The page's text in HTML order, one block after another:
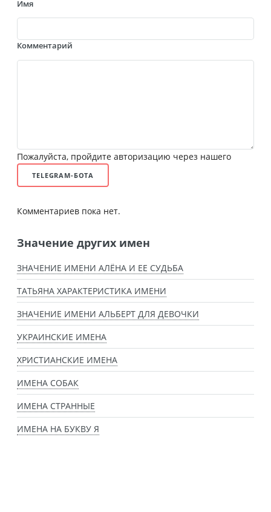
Имя
Комментарий
Пожалуйста, пройдите авторизацию через нашего
TELEGRAM-БОТА
Комментариев пока нет.
Значение других имен
ЗНАЧЕНИЕ ИМЕНИ АЛЁНА И ЕЕ СУДЬБА
ТАТЬЯНА ХАРАКТЕРИСТИКА ИМЕНИ
ЗНАЧЕНИЕ ИМЕНИ АЛЬБЕРТ ДЛЯ ДЕВОЧКИ
УКРАИНСКИЕ ИМЕНА
ХРИСТИАНСКИЕ ИМЕНА
ИМЕНА СОБАК
ИМЕНА СТРАННЫЕ
ИМЕНА НА БУКВУ Я